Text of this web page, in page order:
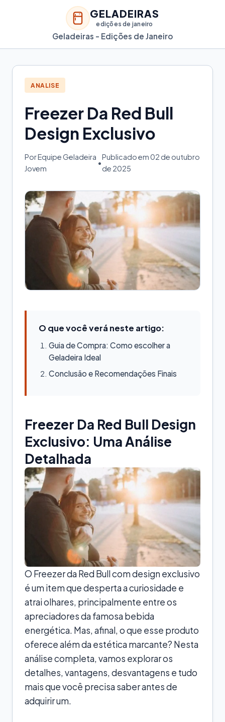
GELADEIRAS
edições de janeiro
Geladeiras - Edições de Janeiro
ANALISE
Freezer Da Red Bull
Design Exclusivo
Por Equipe Geladeira
Jovem
•
Publicado em 02 de outubro
de 2025
O que você verá neste artigo:
Guia de Compra: Como escolher a
Geladeira Ideal
Conclusão e Recomendações Finais
Freezer Da Red Bull Design
Exclusivo: Uma Análise
Detalhada
O Freezer da Red Bull com design exclusivo
é um item que desperta a curiosidade e
atrai olhares, principalmente entre os
apreciadores da famosa bebida
energética. Mas, afinal, o que esse produto
oferece além da estética marcante? Nesta
análise completa, vamos explorar os
detalhes, vantagens, desvantagens e tudo
mais que você precisa saber antes de
adquirir um.